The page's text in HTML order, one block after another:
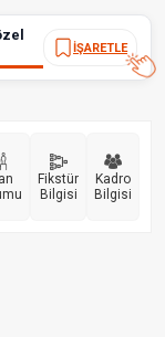
İŞARETLE
Fikstür
Bilgisi
Kadro
Bilgisi